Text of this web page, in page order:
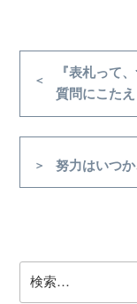
投
ビ
ー
前
の
『表札って
質問にこたえ
次
努力はいつ
索: